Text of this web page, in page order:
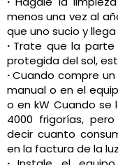
menos una vez al
que uno sucio y
· Trate que la
protegida del sol,
·Cuando compre
manual o en el
o en kW Cuando se
4000 frigorías,
decir cuanto
en la factura de la